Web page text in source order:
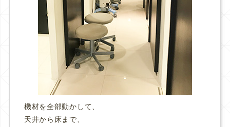
機材を全部動かして、
天井から床まで、